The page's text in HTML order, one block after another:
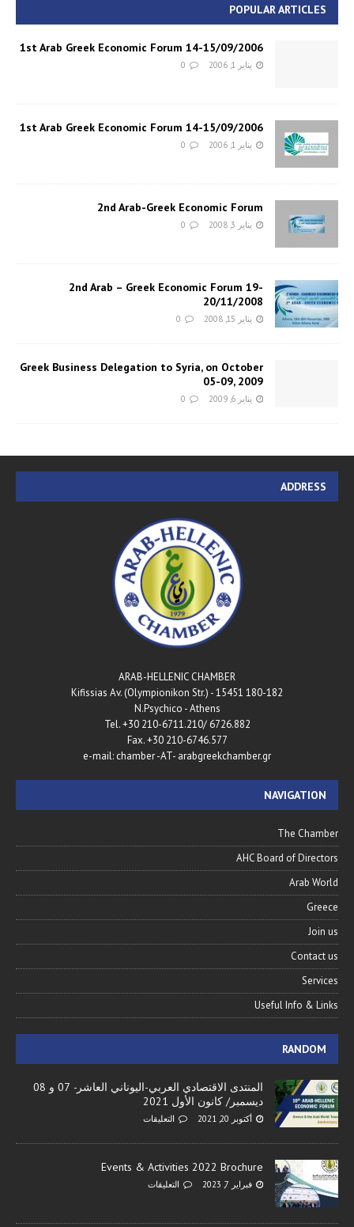
POPULAR ARTICLES
1st Arab Greek Economic Forum 14-15/09/2006
يناير 1, 2006 0
1st Arab Greek Economic Forum 14-15/09/2006
يناير 1, 2006 0
2nd Arab-Greek Economic Forum
يناير 3, 2008 0
2nd Arab – Greek Economic Forum 19-
20/11/2008
يناير 15, 2008 0
Greek Business Delegation to Syria, on October
05-09, 2009
يناير 6, 2009 0
ADDRESS
ARAB-HELLENIC CHAMBER
180-182 Kifissias Av. (Olympionikon Str.) - 15451
N.Psychico - Athens
Tel. +30 210-6711.210/ 6726.882
Fax. +30 210-6746.577
e-mail: chamber -AT- arabgreekchamber.gr
NAVIGATION
The Chamber
AHC Board of Directors
Arab World
Greece
Join us
Contact us
Services
Useful Info & Links
RANDOM
المنتدى الاقتصادي العربي-اليوناني العاشر- 07 و 08
ديسمبر/ كانون الأول 2021
أكتوبر 20, 2021 التعليقات
Events & Activities 2022 Brochure
فبراير 7, 2023 التعليقات